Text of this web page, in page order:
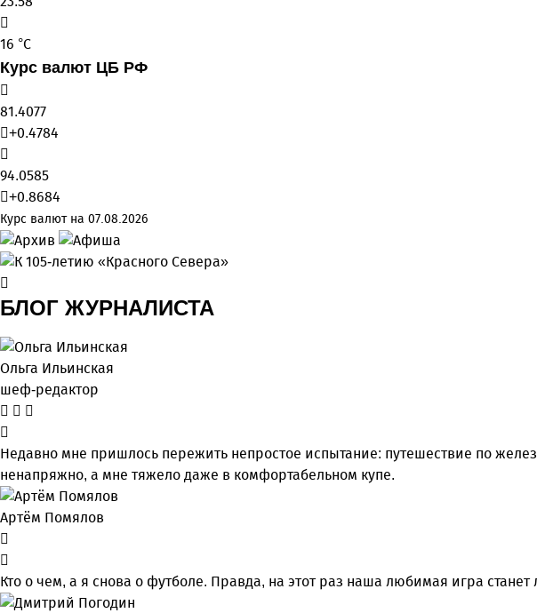
16 °C
Курс валют ЦБ РФ
81.4077
+0.4784
94.0585
+0.8684
Курс валют на 07.08.2026
БЛОГ ЖУРНАЛИСТА
Ольга Ильинская
шеф-редактор
Недавно мне пришлось пережить непростое испытание: путешествие по
ненапряжно, а мне тяжело даже в комфортабельном купе.
Артём Помялов
Кто о чем, а я снова о футболе. Правда, на этот раз наша любимая игра